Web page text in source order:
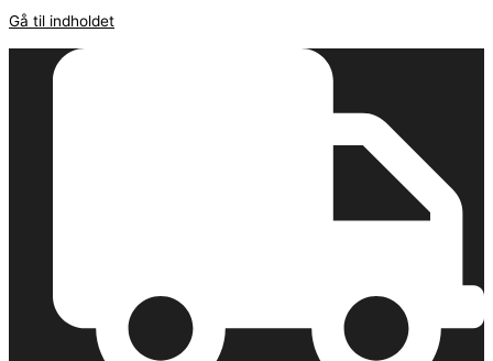
Gå til indholdet